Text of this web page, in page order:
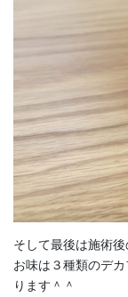
そして最後は施術
お味は３種類のデ
ります＾＾